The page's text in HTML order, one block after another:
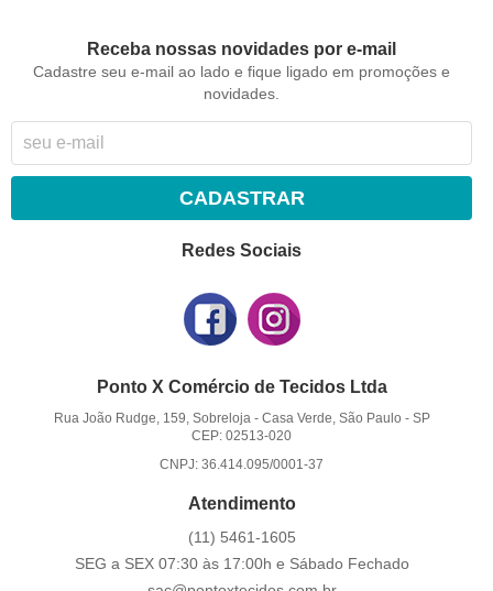
Receba nossas novidades por e-mail
Cadastre seu e-mail ao lado e fique ligado em promoções e
novidades.
CADASTRAR
Redes Sociais
Ponto X Comércio de Tecidos Ltda
Rua João Rudge, 159, Sobreloja- Casa Verde, São Paulo - SP
CEP: 02513-020
CNPJ: 36.414.095/0001-37
Atendimento
(11) 5461-1605
SEG a SEX 07:30 às 17:00h e Sábado Fechado